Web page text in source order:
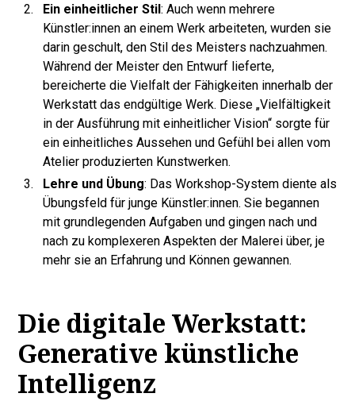
Ein einheitlicher Stil: Auch wenn mehrere
Künstler:innen an einem Werk arbeiteten, wurden sie
darin geschult, den Stil des Meisters nachzuahmen.
Während der Meister den Entwurf lieferte,
bereicherte die Vielfalt der Fähigkeiten innerhalb der
Werkstatt das endgültige Werk. Diese „Vielfältigkeit
in der Ausführung mit einheitlicher Vision“ sorgte für
ein einheitliches Aussehen und Gefühl bei allen vom
Atelier produzierten Kunstwerken.
Lehre und Übung: Das Workshop-System diente als
Übungsfeld für junge Künstler:innen. Sie begannen
mit grundlegenden Aufgaben und gingen nach und
nach zu komplexeren Aspekten der Malerei über, je
mehr sie an Erfahrung und Können gewannen.
Die digitale Werkstatt:
Generative künstliche
Intelligenz